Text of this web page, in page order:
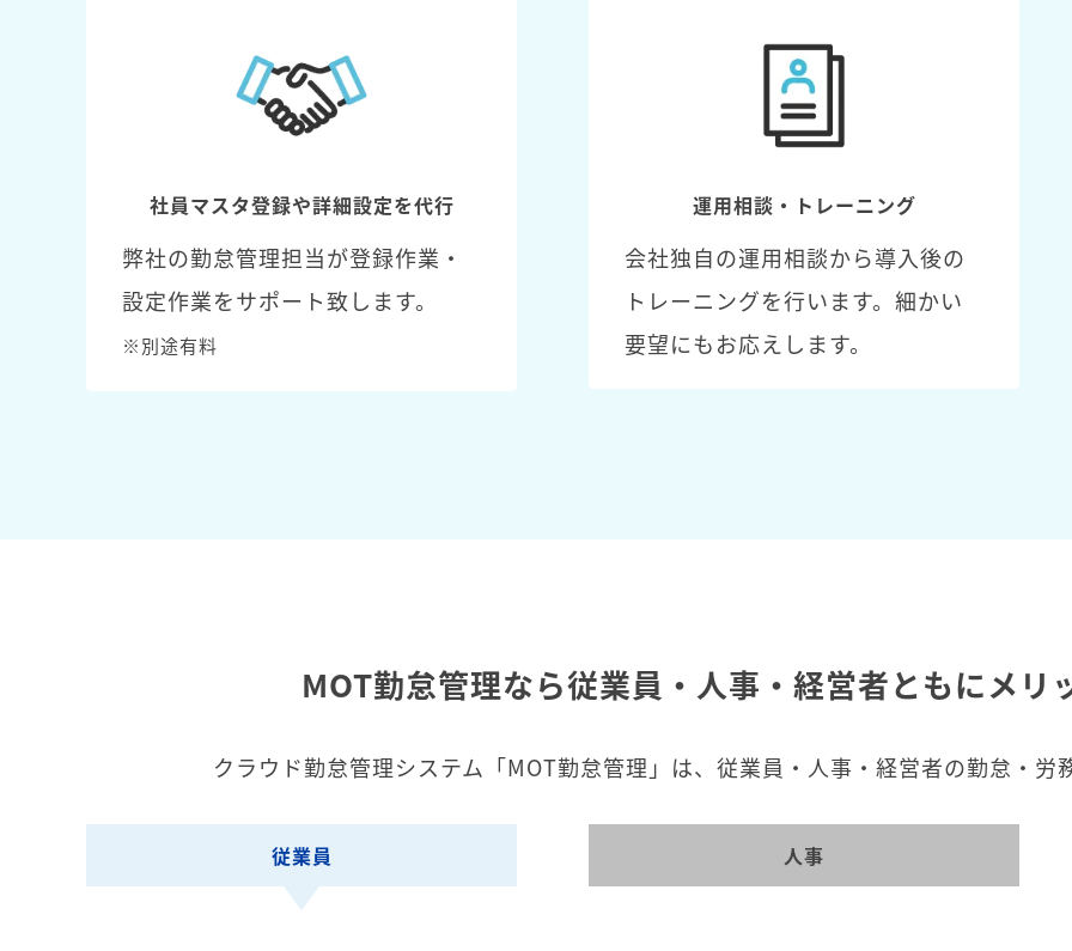
社員マスタ登録や詳細設定を代行
弊社の勤怠管理担当が登録作業・
設定作業をサポート致します。
※別途有料
運用相談・トレーニング
会社独自の運用相談から導入後の
トレーニングを行います。細かい
要望にもお応えします。
MOT勤怠管理なら従業員・人事・経営者ともにメリ
クラウド勤怠管理システム「MOT勤怠管理」は、従業員・人事・経営者の勤怠・労
従業員 人事